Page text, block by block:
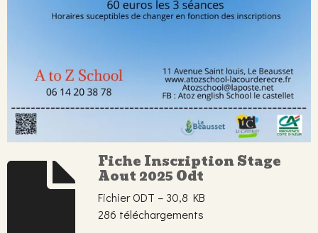
Fiche Inscription Stage
Aout 2025 Odt
Fichier ODT – 30,8 KB
286 téléchargements